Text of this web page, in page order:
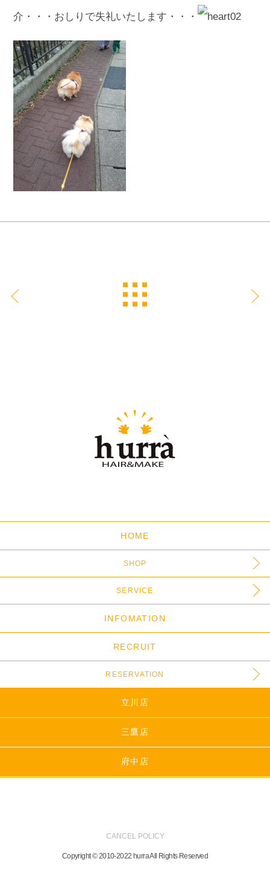
介・・・おしりで失礼いたします・・・
HOME
SHOP
SERVICE
INFOMATION
RECRUIT
RESERVATION
立川店
三鷹店
府中店
CANCEL POLICY
Copyright © 2010-2022 hurra All Rights Reserved